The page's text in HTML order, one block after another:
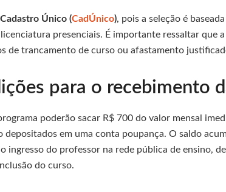
Cadastro Único (CadÚnico), pois a seleção é
presenciais. É importante ressaltar que
de trancamento de curso ou afastamento
para o recebimento
poderão sacar R$ 700 do valor mensal
depositados em uma conta poupança. O saldo
ingresso do professor na rede pública de ensino,
do curso.